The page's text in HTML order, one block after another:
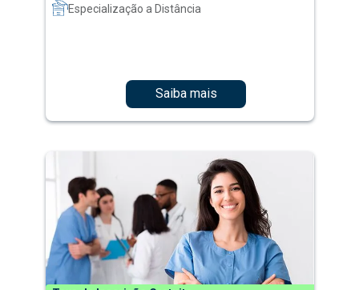
Especialização a Distância
Saiba mais